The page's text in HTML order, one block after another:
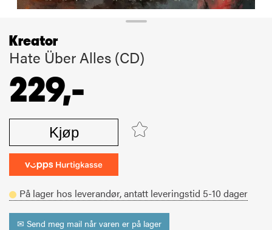
Kreator
Hate Über Alles (CD)
229,-
Kjøp
På lager hos leverandør,antatt leveringstid 5-10 dager
✉ Send meg mail når varen er på lager